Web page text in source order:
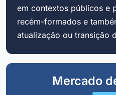
em contextos públicos e
recém-formados e
atualização ou transição
Mercado